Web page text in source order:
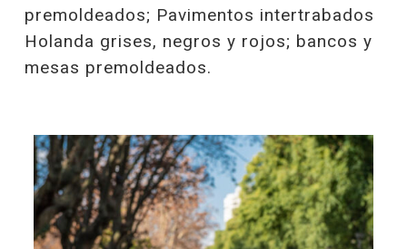
premoldeados; Pavimentos intertrabados
Holanda grises, negros y rojos; bancos y
mesas premoldeados.